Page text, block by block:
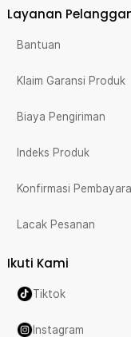
Layanan
Bantuan
Klaim Garansi Produk
Biaya Pengiriman
Indeks Produk
Konfirmasi
Lacak Pesanan
Ikuti Kami
Tiktok
Instagram